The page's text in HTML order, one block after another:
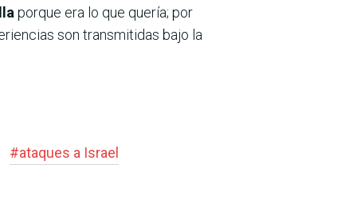
porque era lo que quería; por
son transmitidas bajo la
#ataques a Israel